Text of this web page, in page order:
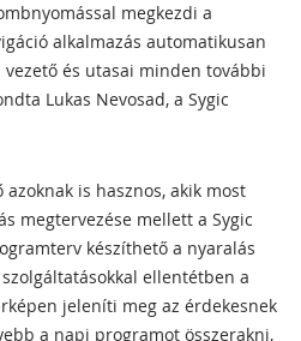
megkezdi a
alkalmazás automatikusan
és utasai minden további
Lukas Nevosad, a Sygic
is hasznos, akik most
megtervezése mellett a Sygic
készíthető a nyaralás
ellentétben a
jeleníti meg az érdekesnek
a napi programot összerakni,